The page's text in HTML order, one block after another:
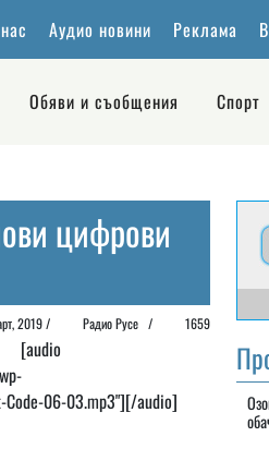
Аудио новини Реклама
Обяви и съобщения Спорт
цифрови
2019 / Радио Русе / 1659
[audio
06-03.mp3"][/audio]